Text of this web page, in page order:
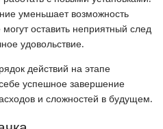
уменьшает возможность
оставить неприятный след
удовольствие.
действий на этапе
успешное завершение
и сложностей в будущем.